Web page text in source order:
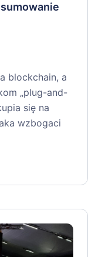
blockchain, a
„plug-and-
się na
wzbogaci